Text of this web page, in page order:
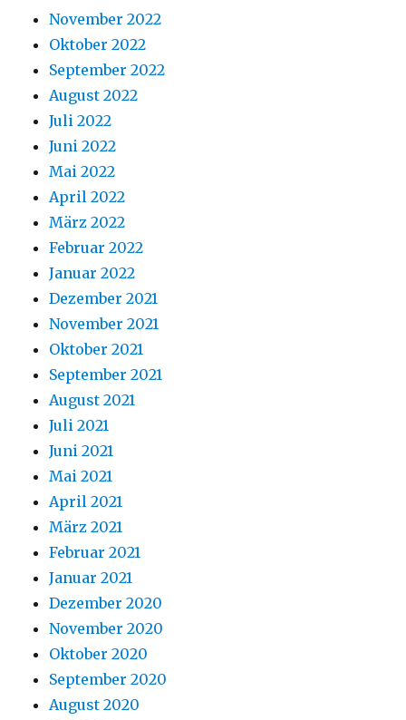
November 2022
Oktober 2022
September 2022
August 2022
Juli 2022
Juni 2022
Mai 2022
April 2022
März 2022
Februar 2022
Januar 2022
Dezember 2021
November 2021
Oktober 2021
September 2021
August 2021
Juli 2021
Juni 2021
Mai 2021
April 2021
März 2021
Februar 2021
Januar 2021
Dezember 2020
November 2020
Oktober 2020
September 2020
August 2020